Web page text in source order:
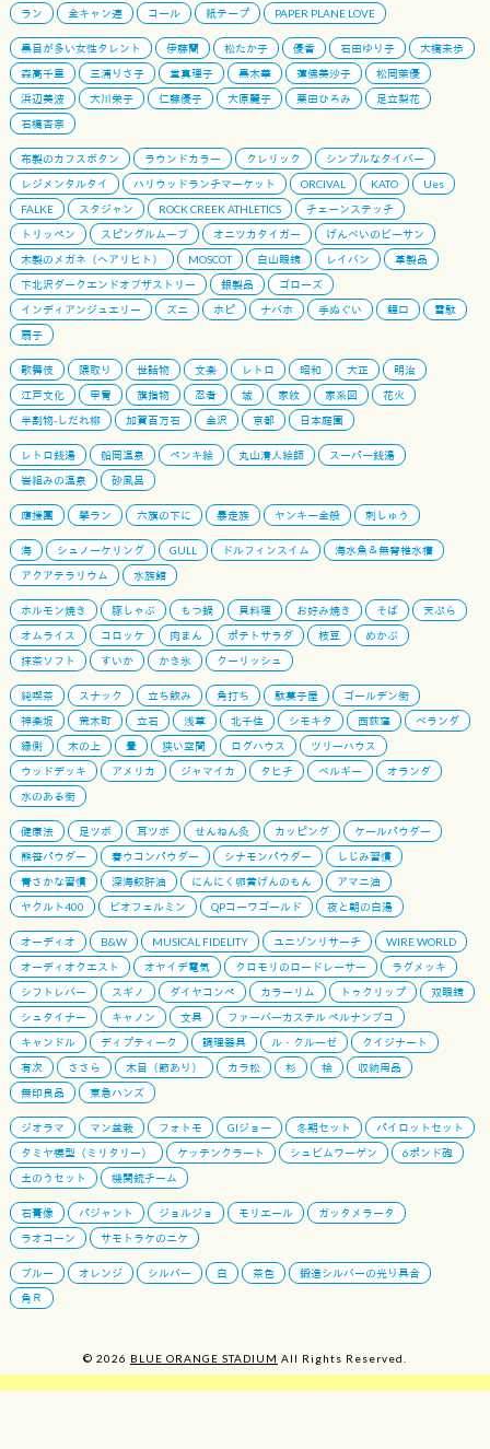
ラン 全キャン連 コール 紙テープ PAPER PLANE LOVE
黒目が多い女性タレント 伊藤蘭 松たか子 優香 石田ゆり子
大橋未歩
森高千里
三浦りさ子 堂真理子 黒木華 蓮佛美沙子
松岡茉優
浜辺美波
大川栄子 仁藤優子 大原麗子 栗田ひろみ
足立梨花
石橋杏奈
布製のカフスボタン ラウンドカラー クレリック
シンプルなタイバー
レジメンタルタイ
ハリウッドランチマーケット ORCIVAL KATO
Ues
FALKE
スタジャン ROCK CREEK ATHLETICS
チェーンステッチ
トリッペン
スピングルムーブ オニツカタイガー
げんべいのビーサン
木製のメガネ（ヘアリヒト）
MOSCOT 白山眼鏡 レイバン
革製品
下北沢ダークエンドオブザストリー
銀製品
ゴローズ
インディアンジュエリー
ズニ ホピ ナバホ 手ぬぐい 鯉口
雪駄
扇子
歌舞伎 隈取り 世話物 文楽 レトロ 昭和 大正
明治
江戸文化
甲冑 旗指物 忍者 城 家紋 家系図
花火
半割物-しだれ柳
加賀百万石 金沢 京都 日本庭園
レトロ銭湯 船岡温泉 ペンキ絵 丸山清人絵師
スーパー銭湯
岩組みの温泉
砂風呂
應援團 學ラン 六旗の下に 暴走族 ヤンキー全般 刺しゅう
海 シュノーケリング GULL ドルフィンスイム
海水魚＆無脊椎水槽
アクアテラリウム
水族館
ホルモン焼き 豚しゃぶ もつ鍋 貝料理 お好み焼き そば
天ぷら
オムライス
コロッケ 肉まん ポテトサラダ 枝豆
めかぶ
抹茶ソフト
すいか かき氷 クーリッシュ
純喫茶 スナック 立ち飲み 角打ち 駄菓子屋
ゴールデン街
神楽坂
荒木町 立石 浅草 北千住 シモキタ 西荻窪
ベランダ
縁側
木の上 畳 狭い空間 ログハウス
ツリーハウス
ウッドデッキ
アメリカ ジャマイカ タヒチ ベルギー
オランダ
水のある街
健康法 足ツボ 耳ツボ せんねん灸 カッピング
ケールパウダー
熊笹パウダー
春ウコンパウダー シナモンパウダー
しじみ習慣
青さかな習慣
深海鮫肝油 にんにく卵黄げんのもん
アマニ油
ヤクルト400
ビオフェルミン QPコーワゴールド 夜と朝の白湯
オーディオ B&W MUSICAL FIDELITY ユニゾンリサーチ
WIRE WORLD
オーディオクエスト
オヤイデ電気 クロモリのロードレーサー
ラグメッキ
シフトレバー
スギノ ダイヤコンペ カラーリム トゥクリップ
双眼鏡
シュタイナー
キャノン 文具
ファーバーカステル ペルナンブコ
キャンドル
ディプティーク 調理器具 ル・クルーゼ
クイジナート
有次
ささら 木目（節あり） カラ松 杉 桧
収納用品
無印良品
東急ハンズ
ジオラマ マン盆栽 フォトモ GIジョー 冬期セット
パイロットセット
タミヤ模型（ミリタリー）
ケッテンクラート シュビムワーゲン
6ポンド砲
土のうセット
機関銃チーム
石膏像 パジャント ジョルジョ モリエール
ガッタメラータ
ラオコーン
サモトラケのニケ
ブルー オレンジ シルバー 白 茶色
鍛造シルバーの光り具合
角Ｒ
© 2026 BLUE ORANGE STADIUM All Rights Reserved.